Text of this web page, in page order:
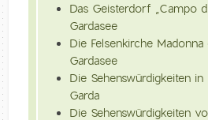
Das Geisterdorf „Campo
Gardasee
Die Felsenkirche
Gardasee
Die Sehenswürdigkeiten in
Garda
Die Sehenswürdigkeiten